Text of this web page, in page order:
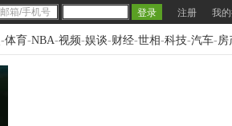
注册 我
-体育-NBA-视频-娱谈-财经-世相-科技-汽车-房